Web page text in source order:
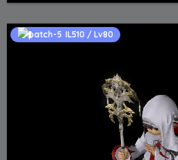
IL510 / Lv80